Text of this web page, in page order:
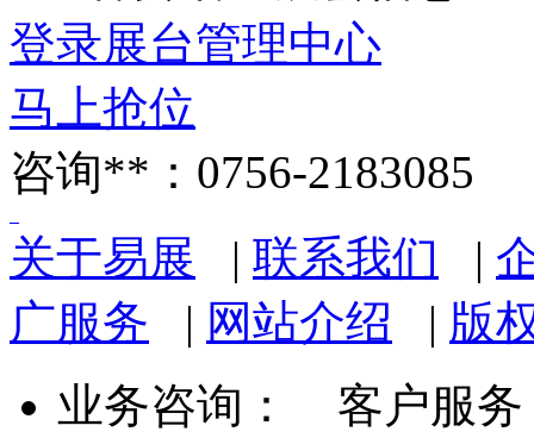
登录展台管理中心
马上抢位
咨询**：0756-2183085
关于易展 | 联系我们 |
广服务 | 网站介绍 | 版
业务咨询：
客户服务